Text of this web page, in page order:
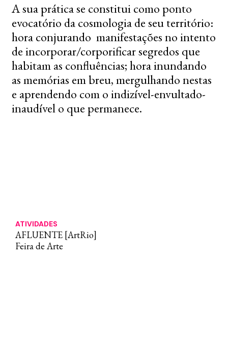
ATIVIDADES
AFLUENTE [ArtRio]
Feira de Arte
A sua prática se constitui como ponto
evocatório da cosmologia de seu território:
hora conjurando manifestações no intento
de incorporar/corporificar segredos que
habitam as confluências; hora inundando
as memórias em breu, mergulhando nestas
e aprendendo com o indizível-envultado-
inaudível o que permanece.